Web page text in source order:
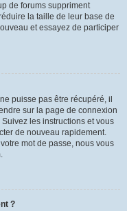
de forums suppriment
la taille de leur base de
et essayez de participer
puisse pas être récupéré, il
sur la page de connexion
les instructions et vous
de nouveau rapidement.
mot de passe, nous vous
?